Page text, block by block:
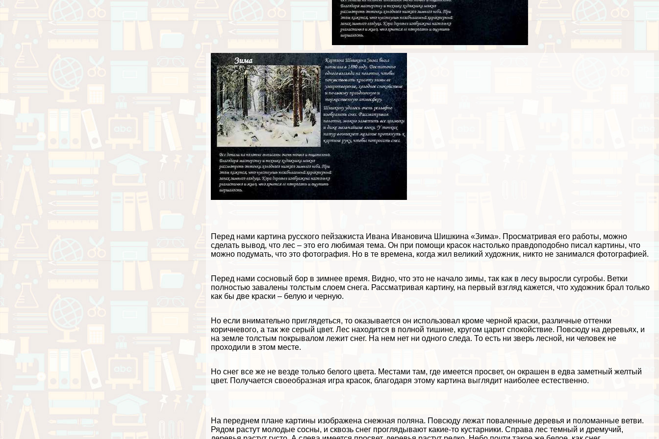
Перед нами картина русского пейзажиста Ивана Ивановича Шишкина «Зима». Просматривая его работы, можно
сделать вывод, что лес – это его любимая тема. Он при помощи красок настолько правдоподобно писал картины, что
можно подумать, что это фотография. Но в те времена, когда жил великий художник, никто не занимался фотографией.
Перед нами сосновый бор в зимнее время. Видно, что это не начало зимы, так как в лесу выросли сугробы. Ветки
полностью завалены толстым слоем снега. Рассматривая картину, на первый взгляд кажется, что художник брал только
как бы две краски – белую и черную.
Но если внимательно приглядеться, то оказывается он использовал кроме черной краски, различные оттенки
коричневого, а так же серый цвет. Лес находится в полной тишине, кругом царит спокойствие. Повсюду на деревьях, и
на земле толстым покрывалом лежит снег. На нем нет ни одного следа. То есть ни зверь лесной, ни человек не
проходили в этом месте.
Но снег все же не везде только белого цвета. Местами там, где имеется просвет, он окрашен в едва заметный желтый
цвет. Получается своеобразная игра красок, благодаря этому картина выглядит наиболее естественно.
На переднем плане картины изображена снежная поляна. Повсюду лежат поваленные деревья и поломанные ветви.
Рядом растут молодые сосны, и сквозь снег проглядывают какие-то кустарники. Справа лес темный и дремучий,